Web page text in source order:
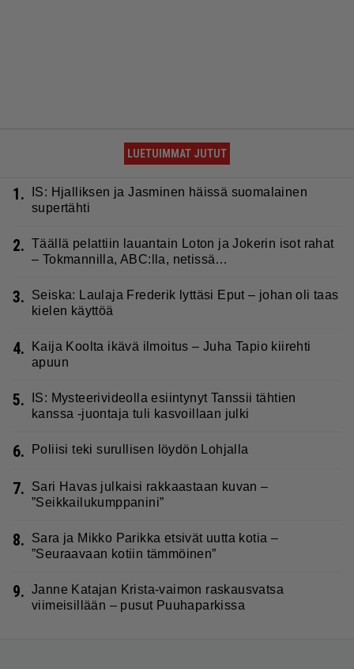
LUETUIMMAT JUTUT
1.
IS: Hjalliksen ja Jasminen häissä suomalainen
supertähti
2. Täällä pelattiin lauantain Loton ja Jokerin isot rahat
– Tokmannilla, ABC:lla, netissä…
3.
Seiska: Laulaja Frederik lyttäsi Eput – johan oli taas
kielen käyttöä
4.
Kaija Koolta ikävä ilmoitus – Juha Tapio kiirehti
apuun
5.
IS: Mysteerivideolla esiintynyt Tanssii tähtien
kanssa -juontaja tuli kasvoillaan julki
6. Poliisi teki surullisen löydön Lohjalla
7.
Sari Havas julkaisi rakkaastaan kuvan –
”Seikkailukumppanini”
8.
Sara ja Mikko Parikka etsivät uutta kotia –
”Seuraavaan kotiin tämmöinen”
9. Janne Katajan Krista-vaimon raskausvatsa
viimeisillään – pusut Puuhaparkissa